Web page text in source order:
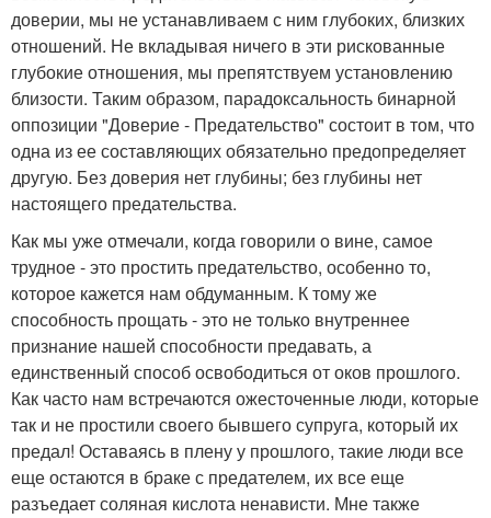
доверии, мы не устанавливаем с ним глубоких, близких
отношений. Не вкладывая ничего в эти рискованные
глубокие отношения, мы препятствуем установлению
близости. Таким образом, парадоксальность бинарной
оппозиции "Доверие - Предательство" состоит в том, что
одна из ее составляющих обязательно предопределяет
другую. Без доверия нет глубины; без глубины нет
настоящего предательства.
Как мы уже отмечали, когда говорили о вине, самое
трудное - это простить предательство, особенно то,
которое кажется нам обдуманным. К тому же
способность прощать - это не только внутреннее
признание нашей способности предавать, а
единственный способ освободиться от оков прошлого.
Как часто нам встречаются ожесточенные люди, которые
так и не простили своего бывшего супруга, который их
предал! Оставаясь в плену у прошлого, такие люди все
еще остаются в браке с предателем, их все еще
разъедает соляная кислота ненависти. Мне также